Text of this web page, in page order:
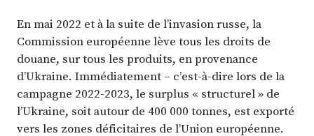
En mai 2022 et à la suite de l’invasion russe, la
Commission européenne lève tous les droits de
douane, sur tous les produits, en provenance
d’Ukraine. Immédiatement – c’est-à-dire lors de la
campagne 2022-2023, le surplus « structurel » de
l’Ukraine, soit autour de 400 000 tonnes, est exporté
vers les zones déficitaires de l’Union européenne.